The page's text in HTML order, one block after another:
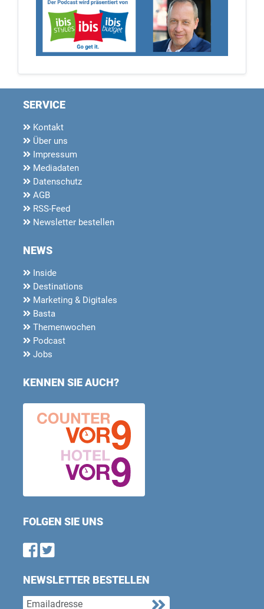
SERVICE
Kontakt
Über uns
Impressum
Mediadaten
Datenschutz
AGB
RSS-Feed
Newsletter bestellen
NEWS
Inside
Destinations
Marketing & Digitales
Basta
Themenwochen
Podcast
Jobs
KENNEN SIE AUCH?
FOLGEN SIE UNS
Find us on Facebook
Follow us on Twitter
NEWSLETTER BESTELLEN